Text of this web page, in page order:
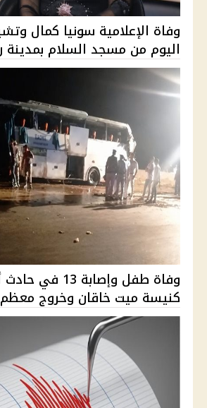
وفاة الإعلامية سونيا كمال
اليوم من مسجد السلام بمدينة
وفاة طفل وإصابة
كنيسة ميت خاقان وخروج معظم